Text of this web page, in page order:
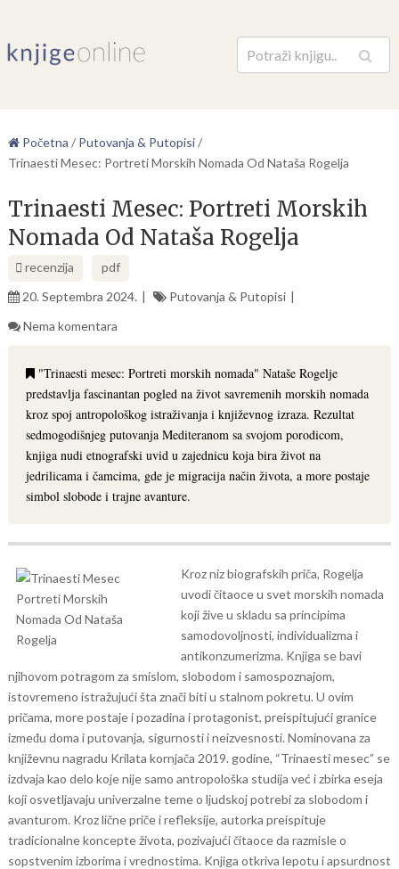
Pretraga
Početna / Putovanja & Putopisi/
Trinaesti Mesec: Portreti Morskih Nomada Od Nataša Rogelja
Trinaesti Mesec: Portreti Morskih
Nomada Od Nataša Rogelja
recenzija
pdf
20. Septembra 2024.
Putovanja & Putopisi
Nema komentara
"Trinaesti mesec: Portreti morskih nomada" Nataše Rogelje
predstavlja fascinantan pogled na život savremenih morskih nomada
kroz spoj antropološkog istraživanja i književnog izraza. Rezultat
sedmogodišnjeg putovanja Mediteranom sa svojom porodicom,
knjiga nudi etnografski uvid u zajednicu koja bira život na
jedrilicama i čamcima, gde je migracija način života, a more postaje
simbol slobode i trajne avanture.
Kroz niz biografskih priča, Rogelja
uvodi čitaoce u svet morskih nomada
koji žive u skladu sa principima
samodovoljnosti, individualizma i
antikonzumerizma. Knjiga se bavi
njihovom potragom za smislom, slobodom i samospoznajom,
istovremeno istražujući šta znači biti u stalnom pokretu. U ovim
pričama, more postaje i pozadina i protagonist, preispitujući granice
između doma i putovanja, sigurnosti i neizvesnosti. Nominovana za
književnu nagradu Krilata kornjača 2019. godine, “Trinaesti mesec” se
izdvaja kao delo koje nije samo antropološka studija već i zbirka eseja
koji osvetljavaju univerzalne teme o ljudskoj potrebi za slobodom i
avanturom. Kroz lične priče i refleksije, autorka preispituje
tradicionalne koncepte života, pozivajući čitaoce da razmisle o
sopstvenim izborima i vrednostima. Knjiga otkriva lepotu i apsurdnost